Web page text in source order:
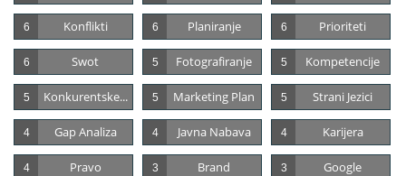
Konflikti
6 Planiranje
6 Prioriteti
6
Swot
6 Fotografiranje
5 Kompetencije
5
Konkurentske...
5 Marketing Plan
5 Strani Jezici
5
Gap Analiza
4 Javna Nabava
4 Karijera
4
Pravo
4 Brand
3 Google
3